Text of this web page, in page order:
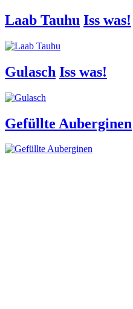
Laab Tauhu Iss was!
Gulasch Iss was!
Gefüllte Auberginen